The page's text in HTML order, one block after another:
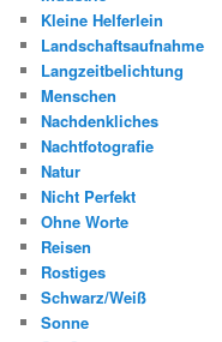
Kleine Helferlein
Landschaftsaufnahme
Langzeitbelichtung
Menschen
Nachdenkliches
Nachtfotografie
Natur
Nicht Perfekt
Ohne Worte
Reisen
Rostiges
Schwarz/Weiß
Sonne